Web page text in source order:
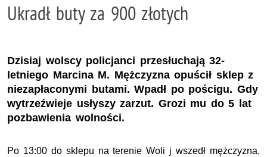
Ukradł buty za 900 złotych
Dzisiaj wolscy policjanci przesłuchają 32-
letniego Marcina M. Mężczyzna opuścił sklep z
niezapłaconymi butami. Wpadł po pościgu. Gdy
wytrzeźwieje usłyszy zarzut. Grozi mu do 5 lat
pozbawienia wolności.
Po 13:00 do sklepu na terenie Woli j wszedł mężczyzna,